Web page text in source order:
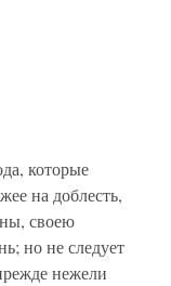
которые
на доблесть,
своею
но не следует
нежели